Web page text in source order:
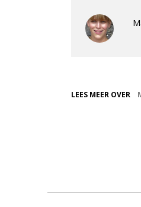
LEES MEER OVER